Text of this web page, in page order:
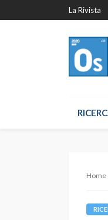
La Rivista
Home